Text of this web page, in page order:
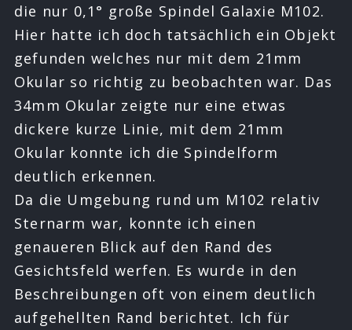
die nur 0,1° große Spindel Galaxie M102.
Hier hatte ich doch tatsächlich ein Objekt
gefunden welches nur mit dem 21mm
Okular so richtig zu beobachten war. Das
34mm Okular zeigte nur eine etwas
dickere kurze Linie, mit dem 21mm
Okular konnte ich die Spindelform
deutlich erkennen.
Da die Umgebung rund um M102 relativ
Sternarm war, konnte ich einen
genaueren Blick auf den Rand des
Gesichtsfeld werfen. Es wurde in den
Beschreibungen oft von einem deutlich
aufgehellten Rand berichtet. Ich für